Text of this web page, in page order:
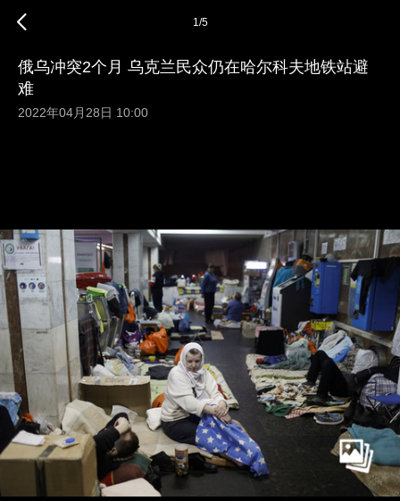
1/5
俄乌冲突2个月 乌克兰民众仍在哈尔科夫地铁站避
难
2022年04月28日 10:00